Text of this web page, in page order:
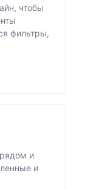
чтобы
фильтры,
и
и